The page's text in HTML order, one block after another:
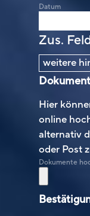
Datum
weitere
Zus.
Hier
online
alternativ
oder Post
Dokumente